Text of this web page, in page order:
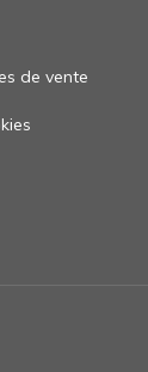
de vente